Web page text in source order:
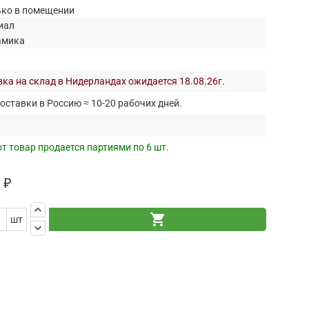
в помещении
на склад в Нидерландах ожидается 18.08.26г.
в Россию ≈ 10-20 рабочих дней.
товар продается партиями по 6 шт.
₽
шт
keyboard_arrow_up
keyboard_arrow_down
shopping_cart